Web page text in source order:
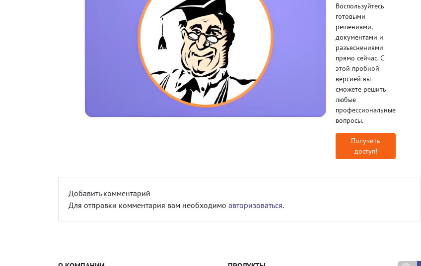
Воспользуйтесь
готовыми
решениями,
документами и
разъяснениями
прямо сейчас. С
этой пробной
версией вы
сможете решить
любые
профессиональные
вопросы.
Получить
доступ!
Добавить комментарий
Для отправки комментария вам необходимо авторизоваться.